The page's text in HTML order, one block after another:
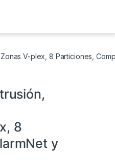
V-plex, 8 Particiones,
8
y